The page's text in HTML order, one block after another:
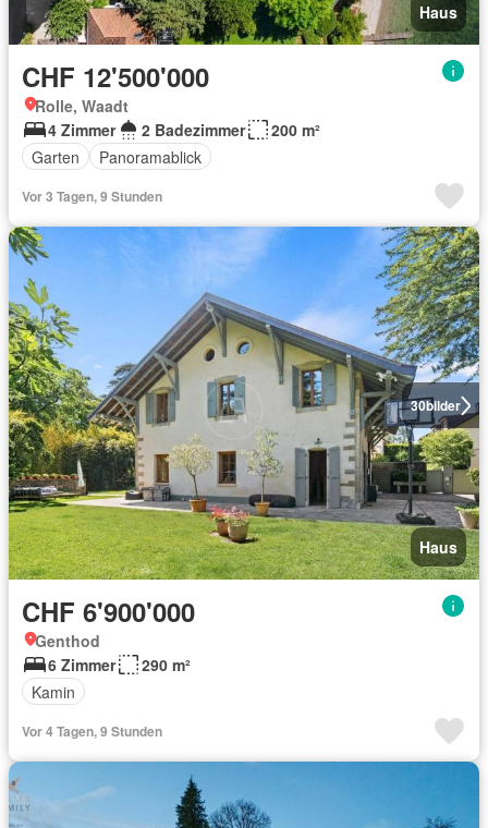
Haus
CHF 12'500'000
Rolle, Waadt
4 Zimmer
2 Badezimmer
200 m²
Garten
Panoramablick
Vor 3 Tagen, 9 Stunden
30bilder
Haus
CHF 6'900'000
Genthod
6 Zimmer
290 m²
Kamin
Vor 4 Tagen, 9 Stunden